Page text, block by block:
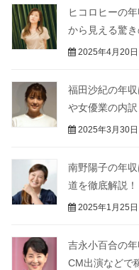
ヒコロヒーの
から見える驚
2025年4月20日
福田沙紀の年
や女優業の内
2025年3月30日
南野陽子の年
道を徹底解説！
2025年1月25日
吉永小百合の
CM出演などで